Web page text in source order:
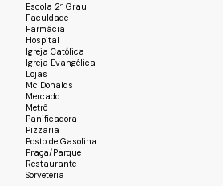
Escola 2º Grau
Faculdade
Farmácia
Hospital
Igreja Católica
Igreja Evangélica
Lojas
Mc Donalds
Mercado
Metrô
Panificadora
Pizzaria
Posto de Gasolina
Praça/Parque
Restaurante
Sorveteria